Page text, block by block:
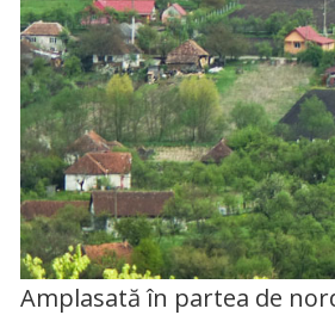
Amplasată în partea de